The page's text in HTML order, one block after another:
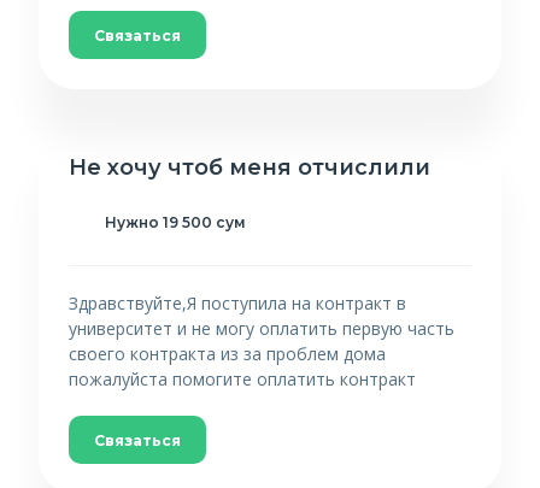
Связаться
Не хочу чтоб меня отчислили
Нужно 19 500 сум
Здравствуйте,Я поступила на контракт в
университет и не могу оплатить первую часть
своего контракта из за проблем дома
пожалуйста помогите оплатить контракт
Связаться